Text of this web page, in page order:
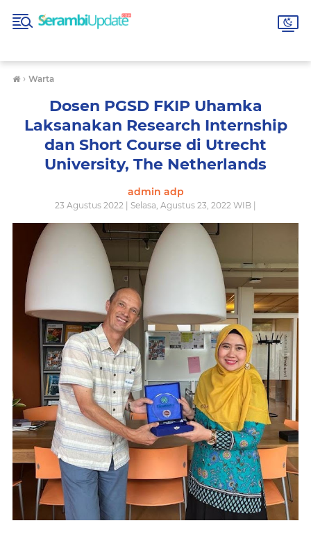
› Warta
Dosen PGSD FKIP Uhamka
Laksanakan Research Internship
dan Short Course di Utrecht
University, The Netherlands
admin adp
23 Agustus 2022 | Selasa, Agustus 23, 2022 WIB |